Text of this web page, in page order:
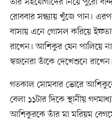
রোববার সন্ধ্যায় খুঁজে পান।
বাসায় এনে গোসল করিয়ে
রাখেন। আশিকুর যেন পালিয়ে
স্বজনেরা তাঁকে দেখেশুনে রাখেন।
গতকাল সোমবার ভোরে
বেলা ১১টার দিকে স্থানীয়
আশিকুরকে তাঁর মা মরিয়ম